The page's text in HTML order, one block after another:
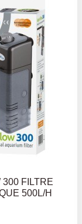
brosses
Rongeurs